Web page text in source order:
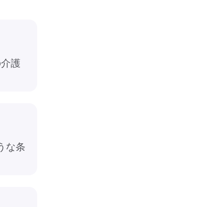
護
な条